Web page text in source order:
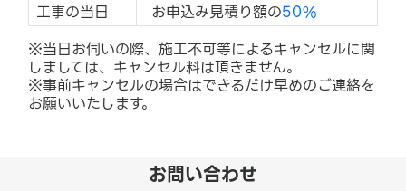
工事の当日
お申込み見積り額の50%
※当日お伺いの際、施工不可等によるキャンセルに関
しましては、キャンセル料は頂きません。
※事前キャンセルの場合はできるだけ早めのご連絡を
お願いいたします。
お問い合わせ